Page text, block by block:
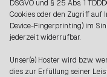
DSGVO und § 25 Abs. 1
Cookies oder den Zugriff auf
Device-Fingerprinting) im
jederzeit widerrufbar.
Unser(e) Hoster wird bzw.
dies zur Erfüllung seiner